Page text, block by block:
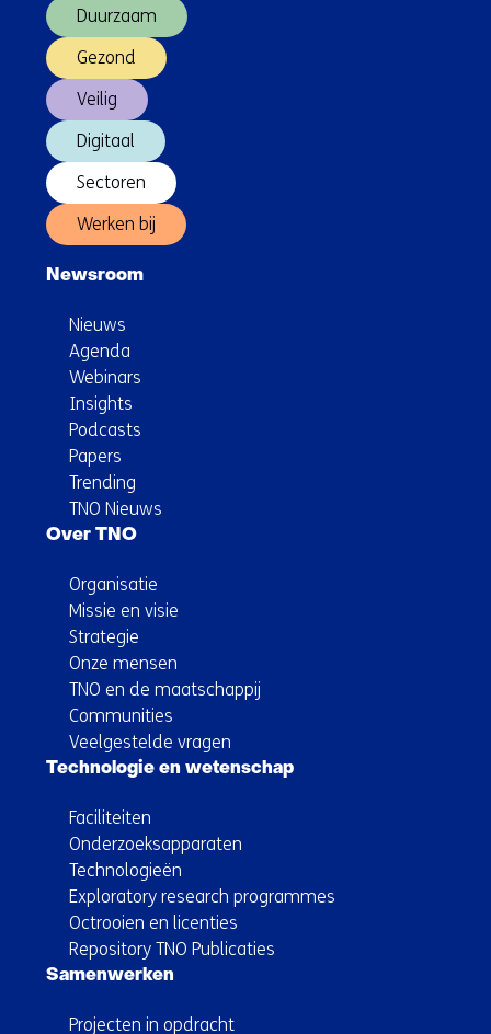
Duurzaam
Gezond
Veilig
Digitaal
Sectoren
Werken bij
Newsroom
Nieuws
Agenda
Webinars
Insights
Podcasts
Papers
Trending
TNO Nieuws
Over TNO
Organisatie
Missie en visie
Strategie
Onze mensen
TNO en de maatschappij
Communities
Veelgestelde vragen
Technologie en wetenschap
Faciliteiten
Onderzoeksapparaten
Technologieën
Exploratory research programmes
Octrooien en licenties
Repository TNO Publicaties
Samenwerken
Projecten in opdracht